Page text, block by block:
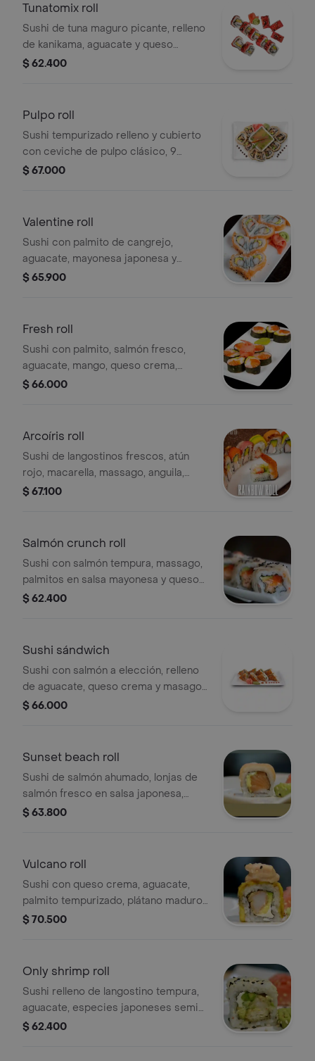
Tunatomix roll
Sushi de tuna maguro picante, relleno
de kanikama, aguacate y queso
crema, , 9 bocados.
$ 62.400
Pulpo roll
Sushi tempurizado relleno y cubierto
con ceviche de pulpo clásico, 9
bocados.
$ 67.000
Valentine roll
Sushi con palmito de cangrejo,
aguacate, mayonesa japonesa y
salmón fresco, 9 bocados.
$ 65.900
Fresh roll
Sushi con palmito, salmón fresco,
aguacate, mango, queso crema,
massago, forrado en nori, 9 bocados.
$ 66.000
Arcoíris roll
Sushi de langostinos frescos, atún
rojo, macarella, massago, anguila,
kanikama, aguacate, queso crema, 9
$ 67.100
Salmón crunch roll
Sushi con salmón tempura, massago,
palmitos en salsa mayonesa y queso
crema, 9 bocados.
$ 62.400
Sushi sándwich
Sushi con salmón a elección, relleno
de aguacate, queso crema y masago,
9 bocados.
$ 66.000
Sunset beach roll
Sushi de salmón ahumado, lonjas de
salmón fresco en salsa japonesa,
aguacate, kanikama y queso crema, 9
$ 63.800
Vulcano roll
Sushi con queso crema, aguacate,
palmito tempurizado, plátano maduro
en salsa de camarón picante, 9
$ 70.500
Only shrimp roll
Sushi relleno de langostino tempura,
aguacate, especies japoneses semi-
picantes y queso crema, 9 bocados.
$ 62.400